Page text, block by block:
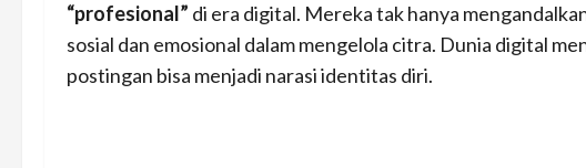
“profesional” di era digital. Mereka tak hanya
sosial dan emosional dalam mengelola citra. Dunia digital
postingan bisa menjadi narasi identitas diri.